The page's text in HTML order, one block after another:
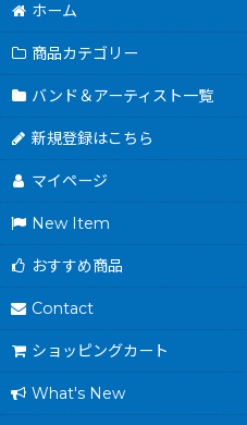
ホーム
商品カテゴリー
バンド＆アーティスト一覧
新規登録はこちら
マイページ
New Item
おすすめ商品
Contact
ショッピングカート
What's New